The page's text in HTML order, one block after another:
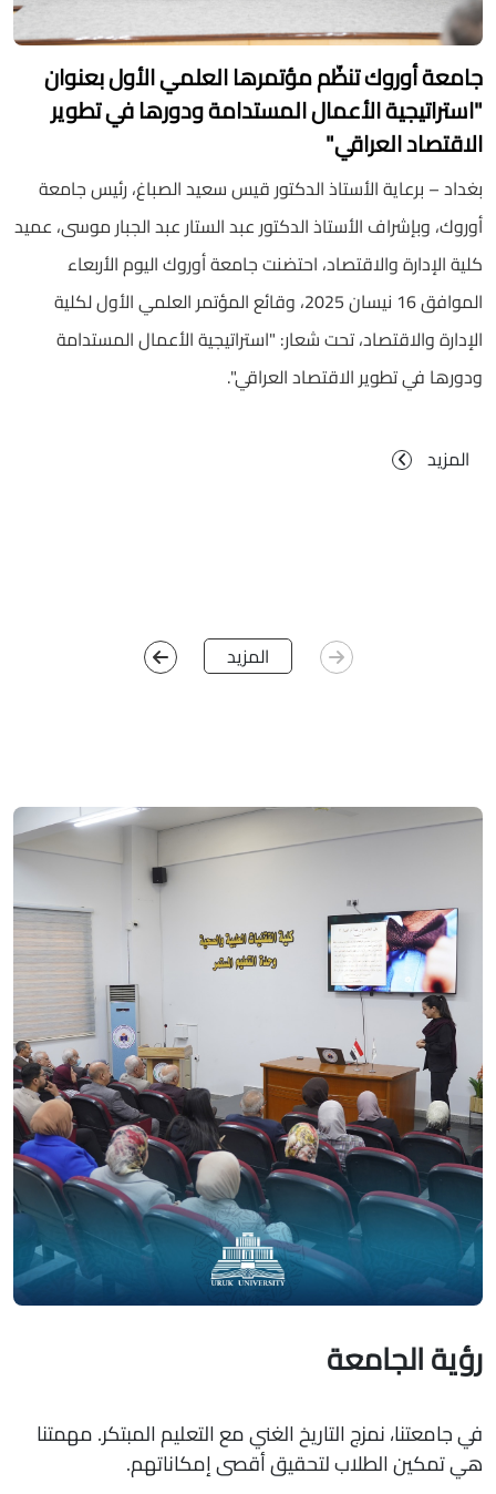
جامعة أوروك تنظّم مؤتمرها العلمي الأول بعنوان
"استراتيجية الأعمال المستدامة ودورها في تطوير
الاقتصاد العراقي"
بغداد – برعاية الأستاذ الدكتور قيس سعيد الصباغ، رئيس جامعة
أوروك، وبإشراف الأستاذ الدكتور عبد الستار عبد الجبار موسى، عميد
كلية الإدارة والاقتصاد، احتضنت جامعة أوروك اليوم الأربعاء
الموافق 16 نيسان 2025، وقائع المؤتمر العلمي الأول لكلية
الإدارة والاقتصاد، تحت شعار: "استراتيجية الأعمال المستدامة
ودورها في تطوير الاقتصاد العراقي".
المزيد
المزيد
رؤية الجامعة
في جامعتنا، نمزج التاريخ الغني مع التعليم المبتكر. مهمتنا
هي تمكين الطلاب لتحقيق أقصى إمكاناتهم.